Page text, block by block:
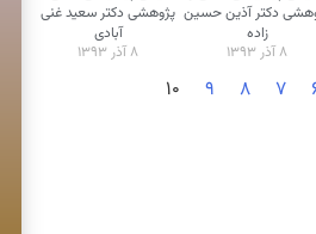
دكتر آذین حسین
زاده
۸ آذر ۱۳۹۳
پژوهشی دکتر سعید غنی
آبادی
۸ آذر ۱۳۹۳
۷ ۸ ۹ ۱۰